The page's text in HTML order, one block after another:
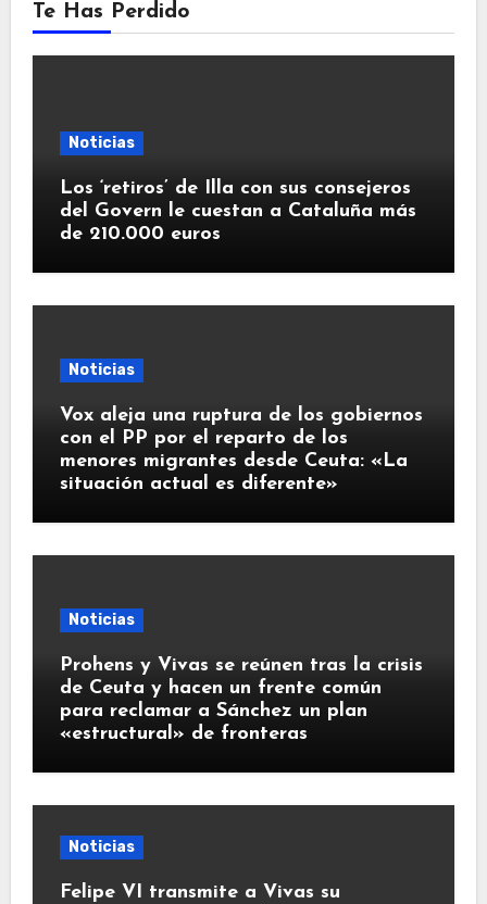
Te Has Perdido
Noticias
Los ‘retiros’ de Illa con sus consejeros
del Govern le cuestan a Cataluña más
de 210.000 euros
Noticias
Vox aleja una ruptura de los gobiernos
con el PP por el reparto de los
menores migrantes desde Ceuta: «La
situación actual es diferente»
Noticias
Prohens y Vivas se reúnen tras la crisis
de Ceuta y hacen un frente común
para reclamar a Sánchez un plan
«estructural» de fronteras
Noticias
Felipe VI transmite a Vivas su